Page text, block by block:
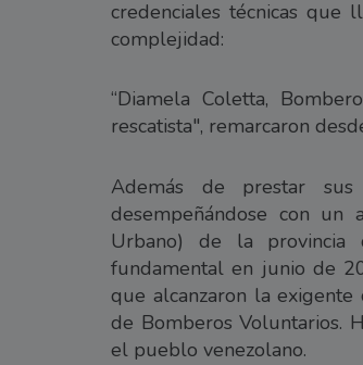
credenciales técnicas que
complejidad:
“Diamela Coletta,
rescatista", remarcaron
Además de prestar
desempeñándose con un
Urbano) de la provincia
fundamental en junio de
que alcanzaron la exigente
de Bomberos Voluntarios.
el pueblo venezolano.